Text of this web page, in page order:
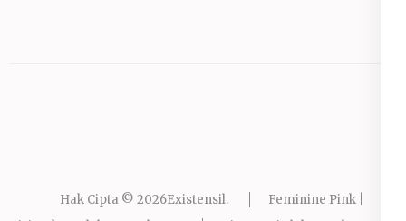
Hak Cipta © 2026Existensil.
Feminine Pink |